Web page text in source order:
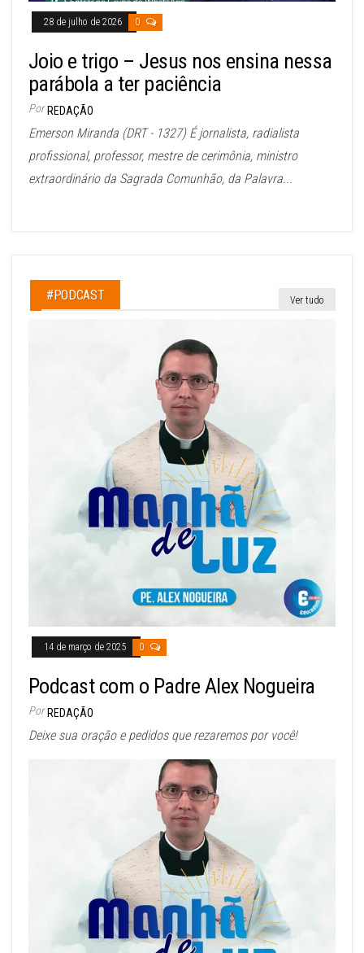
28 de julho de 2026 0
Joio e trigo – Jesus nos ensina nessa
parábola a ter paciência
Por REDAÇÃO
Emerson Miranda (DRT - 1327) É jornalista, radialista
profissional, professor, mestre de cerimônia, ministro
extraordinário da Sagrada Comunhão, da Palavra...
#PODCAST Ver tudo
14 de março de 2025 0
Podcast com o Padre Alex Nogueira
Por REDAÇÃO
Deixe sua oração e pedidos que rezaremos por você!